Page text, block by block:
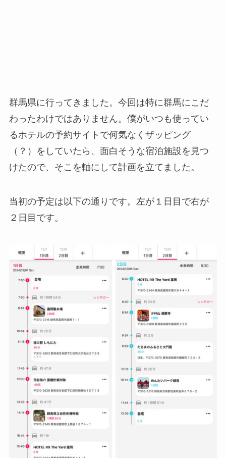
群馬県に行ってきました。今回は特に群馬にこだ
わったわけではありません。僕がいつも使ってい
るホテルの予約サイトで何気なくザッピング
（？）をしていたら、面白そうな宿泊施設を見つ
けたので、そこを軸にして計画を立てました。
当初の予定は以下の通りです。左が１日目で右が
２日目です。